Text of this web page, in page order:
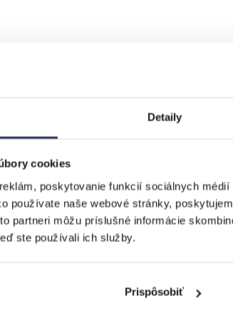
Detaily
cookies
poskytovanie funkcií sociálnych
používate naše webové stránky,
partneri môžu príslušné informácie
ste používali ich služby.
Prispôsobiť